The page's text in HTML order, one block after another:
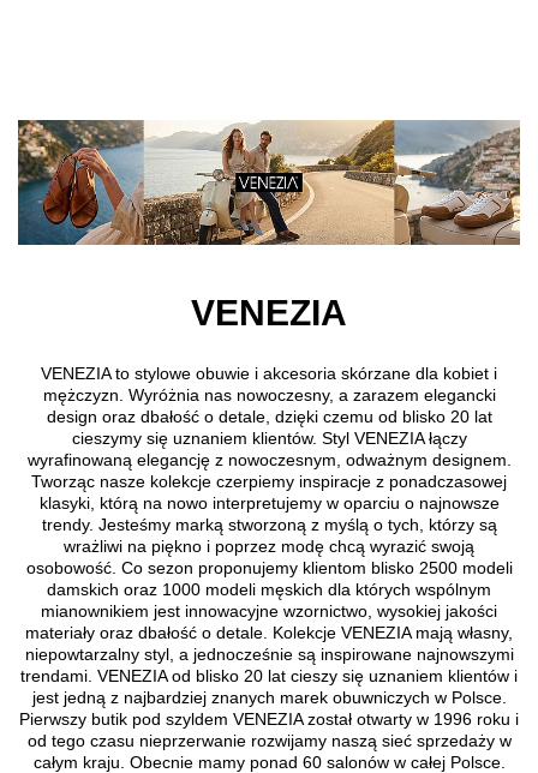
VENEZIA
VENEZIA to stylowe obuwie i akcesoria skórzane dla kobiet i
mężczyzn. Wyróżnia nas nowoczesny, a zarazem elegancki
design oraz dbałość o detale, dzięki czemu od blisko 20 lat
cieszymy się uznaniem klientów. Styl VENEZIA łączy
wyrafinowaną elegancję z nowoczesnym, odważnym designem.
Tworząc nasze kolekcje czerpiemy inspiracje z ponadczasowej
klasyki, którą na nowo interpretujemy w oparciu o najnowsze
trendy. Jesteśmy marką stworzoną z myślą o tych, którzy są
wrażliwi na piękno i poprzez modę chcą wyrazić swoją
osobowość. Co sezon proponujemy klientom blisko 2500 modeli
damskich oraz 1000 modeli męskich dla których wspólnym
mianownikiem jest innowacyjne wzornictwo, wysokiej jakości
materiały oraz dbałość o detale. Kolekcje VENEZIA mają własny,
niepowtarzalny styl, a jednocześnie są inspirowane najnowszymi
trendami. VENEZIA od blisko 20 lat cieszy się uznaniem klientów i
jest jedną z najbardziej znanych marek obuwniczych w Polsce.
Pierwszy butik pod szyldem VENEZIA został otwarty w 1996 roku i
od tego czasu nieprzerwanie rozwijamy naszą sieć sprzedaży w
całym kraju. Obecnie mamy ponad 60 salonów w całej Polsce.